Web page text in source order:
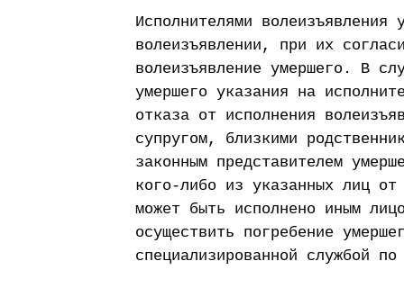
Исполнителями
волеизъявлении, при их
волеизъявление умершего. В
умершего указания на
отказа от исполнения
супругом, близкими
законным представителем
кого-либо из указанных лиц от
может быть исполнено иным
осуществить погребение
специализированной службой